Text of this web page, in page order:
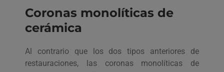
Coronas monolíticas de
cerámica
Al contrario que los dos tipos anteriores de
restauraciones, las coronas monolíticas de